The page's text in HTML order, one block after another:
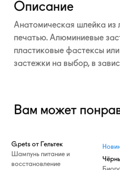
Описание
Анатомическая шлейка из
печатью. Алюминиевые
пластиковые фастексы
застежки на выбор, в
Вам может
G.pets от Гельтек
Шампунь питание и
восстановление